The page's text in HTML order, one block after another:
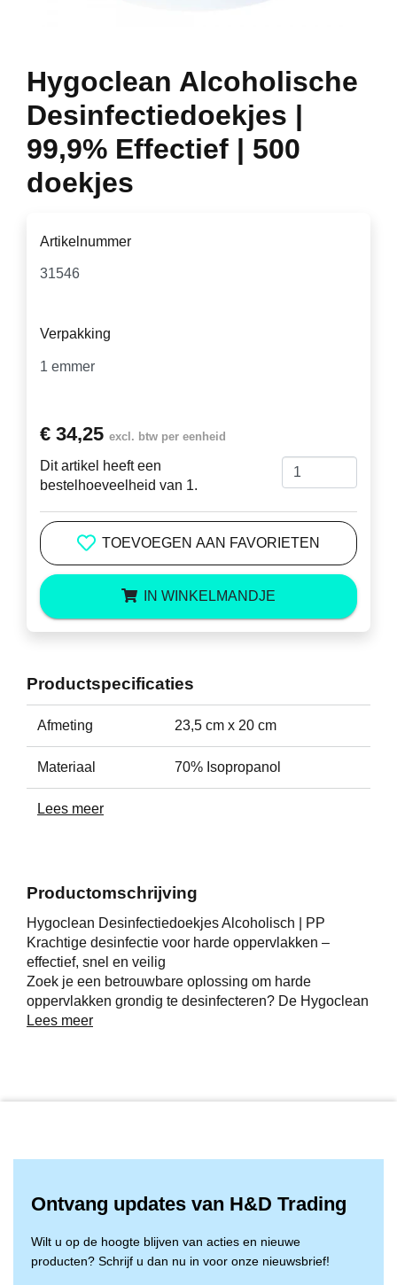
Hygoclean Alcoholische
Desinfectiedoekjes |
99,9% Effectief | 500
doekjes
Artikelnummer
Verpakking
€ 34,25 excl. btw per eenheid
Dit artikel heeft een
bestelhoeveelheid van 1.
TOEVOEGEN AAN FAVORIETEN
IN WINKELMANDJE
Productomschrijving
Hygoclean Desinfectiedoekjes Alcoholisch | PP
Krachtige desinfectie voor harde oppervlakken –
effectief, snel en veilig
Zoek je een betrouwbare oplossing om harde
oppervlakken grondig te desinfecteren? De Hygoclean
alcoholische desinfectiedoekjes zijn speciaal
voorgeïmpregneerde doekjes kun je direct aan de
onder andere:
keukens en kantines
Medische omgevingen zoals tandartspraktijken,
ziekenhuizen en laboratoria
Werkplekken en openbare ruimtes waar hygiëne
Lees meer
Productspecificaties
Afmeting 23,5 cm x 20 cm
Materiaal 70% Isopropanol
Lees meer
Ontvang updates van H&D Trading
Wilt u op de hoogte blijven van acties en nieuwe
producten? Schrijf u dan nu in voor onze nieuwsbrief!